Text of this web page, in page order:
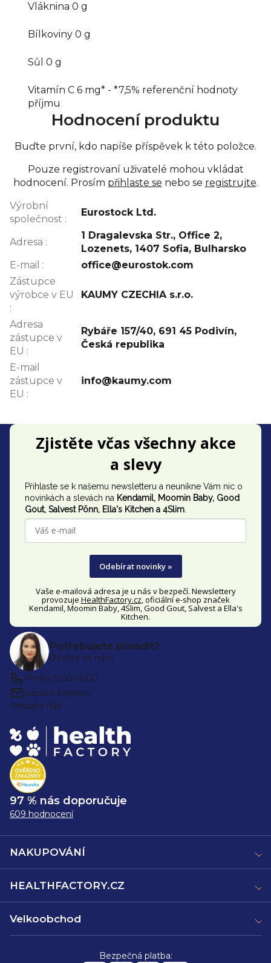
Vláknina 0 g
Bílkoviny 0 g
Sůl 0 g
Vitamín C 6 mg* - *7,5% referenční hodnoty
příjmu
Hodnocení produktu
Buďte první, kdo napíše příspěvek k této položce.
Pouze registrovaní uživatelé mohou vkládat
hodnocení. Prosím přihlaste se nebo se registrujte.
Výrobní
společnost :
Eurostock Ltd.
Adresa :
1 Dragalevska Str., Office 2,
Lozenets, 1407 Sofia, Bulharsko
E-mail :
office@eurostok.com
Zástupce
výrobce v EU
:
KAUMY CZECHIA s.r.o.
Adresa
zástupce v
EU :
Rybáře 157/40, 691 45 Podivín,
Česká republika
E-mail
zástupce v
EU :
info@kaumy.com
Z
Zjistěte včas všechny akce
a slevy
Přihlaste se k našemu newsletteru a neunikne Vám nic o
novinkách a slevách na Kendamil, Moomin Baby, Good
Gout, Salvest Põnn, Ella's Kitchen a 4Slim.
Odebírat novinky »
Vaše e-mailová adresa je u nás v bezpečí. Newslettery
provozuje HealthFactory.cz, oficiálníe-shop značek
Kendamil, Moomin Baby, 4Slim, Good Gout, Salvest a Ella's
Kitchen.
Potřebujete poradit?
Ozvěte se nám
Po-Pá 9:00-16:00
napište kdykoliv
Sledujte nás:
97 % nás doporučuje
609 hodnocení
NAKUPOVÁNÍ
HEALTHFACTORY.CZ
Velkoobchod
Bezpečná platba: